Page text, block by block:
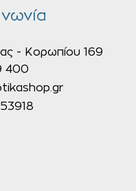
- Κορωπίου 169
400